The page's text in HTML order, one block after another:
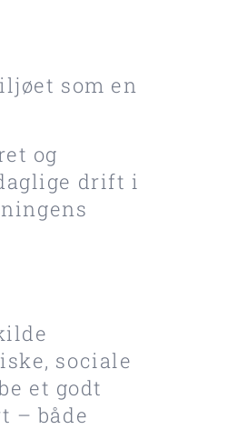
som en
og
drift i
sociale
et godt
– både